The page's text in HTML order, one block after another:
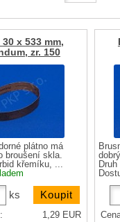
x 533 mm,
zr. 150
plátno má
broušení skla.
křemíku, ...
ks
1,29 EUR